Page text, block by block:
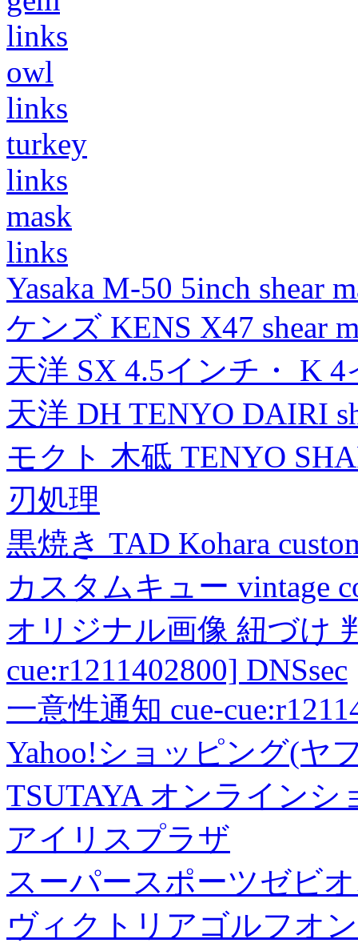
links
owl
links
turkey
links
mask
links
Yasaka M-50 5inch shear
ケンズ KENS X47 shear
天洋 SX 4.5インチ・ K
天洋 DH TENYO DAIRI
モクト 木砥 TENYO
刃処理
黒焼き TAD Kohara
カスタムキュー vintage
オリジナル画像 紐づけ
cue:r1211402800] DNSsec
一意性通知 cue-
Yahoo!ショッピング(ヤ
TSUTAYA オンラインシ
アイリスプラザ
スーパースポーツゼビ
ヴィクトリアゴルフオ